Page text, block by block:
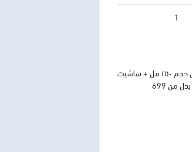
1
اشتري بندولين كيدز كريم للشعر العادي والجاف حجم ٢٥٠ مل + شامبو بندولين كيدز الأزرق حجم ٢٥٠ مل + ساشيت